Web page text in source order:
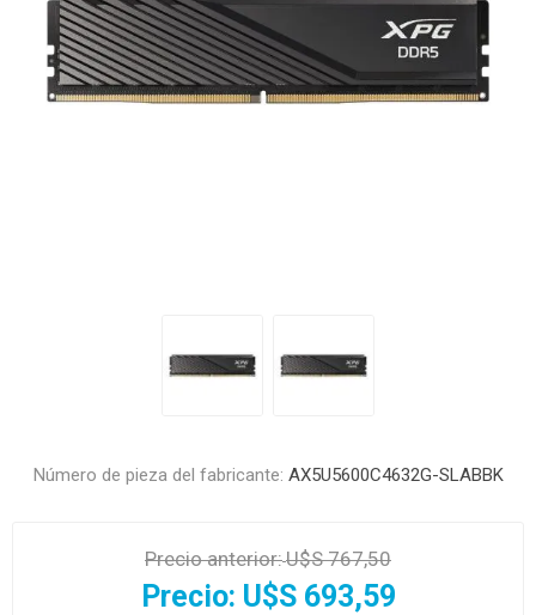
Número de pieza del fabricante: AX5U5600C4632G-SLABBK
Precio anterior:U$S 767,50
Precio: U$S 693,59